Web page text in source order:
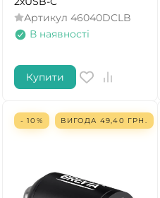
Артикул 46040DCLB
В наявності
Купити
- 10% ВИГОДА 49,40 ГРН.